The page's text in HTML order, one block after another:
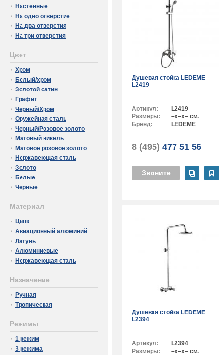
Настенные
На одно отверстие
На два отверстия
На три отверстия
Цвет
Хром
Белый/хром
Золотой сатин
Графит
Черный/Хром
Оружейная сталь
Черный/Розовое золото
Матовый никель
Матовое розовое золото
Нержавеющая сталь
Золото
Белые
Черные
Материал
Цинк
Авиационный алюминий
Латунь
Алюминиевые
Нержавеющая сталь
Назначение
Ручная
Тропическая
Режимы
1 режим
3 режима
Душевая стойка LEDEME
L2419
Артикул:
L2419
Размеры:
–x–x– см.
Бренд:
LEDEME
8 (495) 477 51 56
Звоните
Душевая стойка LEDEME
L2394
Артикул:
L2394
Размеры:
–x–x– см.